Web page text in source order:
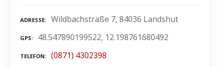
ADRESSE Wildbachstraße 7, 84036 Landshut
GPS 48.547890199522, 12.198761680492
TELEFON (0871) 4302398